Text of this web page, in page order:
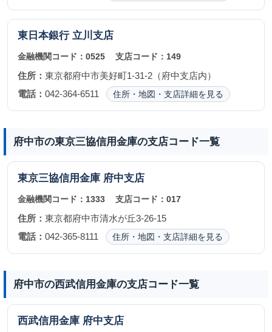
東日本銀行 立川支店
金融機関コード： 0525 支店コード： 149
住所： 東京都府中市美好町1-31-2（府中支店内）
電話： 042-364-6511 住所・地図・支店詳細を見る
府中市の東京三協信用金庫の支店コード一覧
東京三協信用金庫 府中支店
金融機関コード： 1333 支店コード：017
住所： 東京都府中市清水が丘3-26-15
電話： 042-365-8111 住所・地図・支店詳細を見る
府中市の西武信用金庫の支店コード一覧
西武信用金庫 府中支店